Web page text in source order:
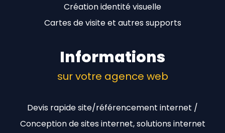
Création identité visuelle
Cartes de visite et autres supports
Informations
sur votre agence web
Devis rapide site/référencement internet /
Conception de sites internet, solutions internet